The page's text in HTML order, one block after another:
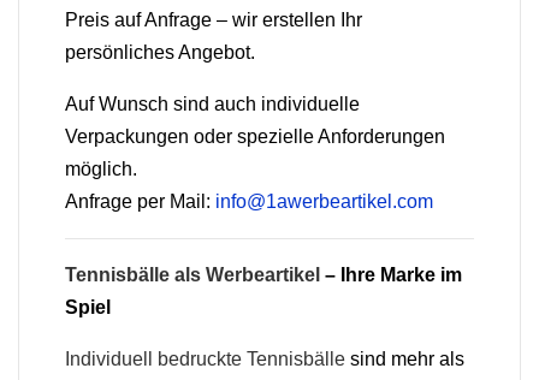
Preis auf Anfrage – wir erstellen Ihr
persönliches Angebot.
Auf Wunsch sind auch individuelle
Verpackungen oder spezielle Anforderungen
möglich.
Anfrage per Mail: info@1awerbeartikel.com
Tennisbälle als Werbeartikel – Ihre Marke im
Spiel
Individuell bedruckte Tennisbälle sind mehr als